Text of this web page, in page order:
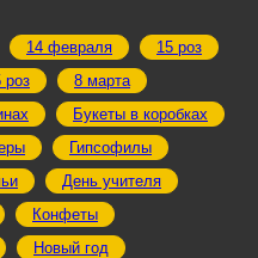
14 февраля
15 роз
роз
8 марта
Букеты в коробках
Гипсофилы
День учителя
Конфеты
Новый год